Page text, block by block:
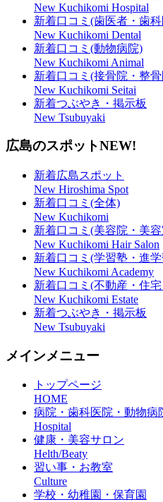
New Kuchikomi Hospital
新着口コミ(歯医者・歯
New Kuchikomi Dental
新着口コミ(動物病院)
New Kuchikomi Animal
新着口コミ(接骨院・整
New Kuchikomi Seitai
新着つぶやき・掲示板
New Tsubuyaki
広島のスポットNEW!
新着広島スポット
New Hiroshima Spot
新着口コミ(全体)
New Kuchikomi
新着口コミ(美容院・美
New Kuchikomi Hair Salon
新着口コミ(学習塾・進
New Kuchikomi Academy
新着口コミ(不動産・住
New Kuchikomi Estate
新着つぶやき・掲示板
New Tsubuyaki
メインメニュー
トップページ
HOME
病院・歯科医院・動物病
Hospital
健康・美容サロン
Helth/Beaty
習い事・お教室
Culture
学校・幼稚園・保育園